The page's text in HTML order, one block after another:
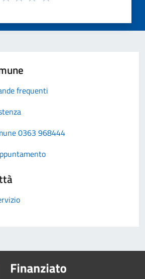
frequenti
0363 968444